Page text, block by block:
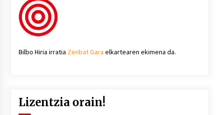
Bilbo Hiria irratia Zenbat Gara elkartearen ekimena da.
Lizentzia orain!